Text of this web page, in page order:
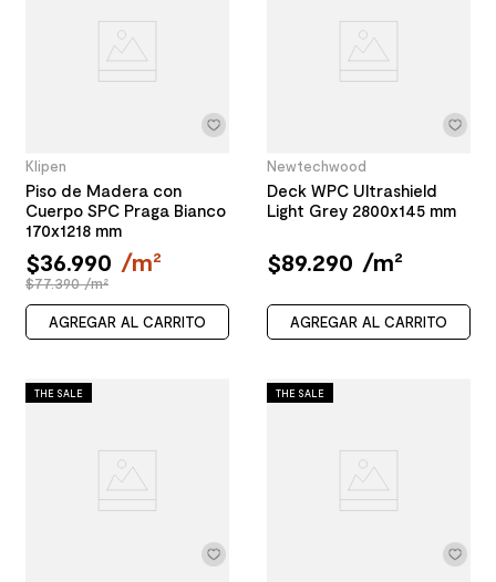
Klipen
Piso de Madera con
Cuerpo SPC Praga Bianco
170x1218 mm
$36.990 /m²
$77.390 /m²
AGREGAR AL CARRITO
Newtechwood
Deck WPC Ultrashield
Light Grey 2800x145 mm
$89.290 /m²
AGREGAR AL CARRITO
THE SALE THE SALE